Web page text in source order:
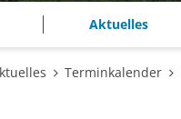
Aktuelles
Terminkalender